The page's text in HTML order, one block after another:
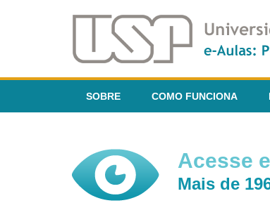
SOBRE COMO FUNCIONA
Acesse
Mais de